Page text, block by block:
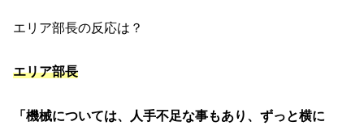
エリア部長の反応は？
エリア部長
「機械については、人手不足な事もあり、ずっと横に